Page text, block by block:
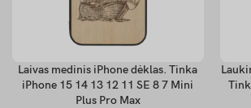
PASIRINKTI SAVYBES
Laivas medinis iPhone dėklas. Tinka
iPhone 15 14 13 12 11 SE 8 7 Mini
Plus Pro Max